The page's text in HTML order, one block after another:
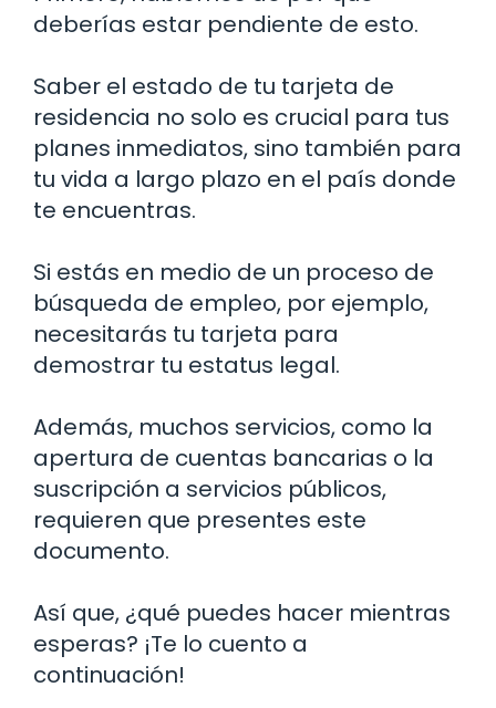
deberías estar pendiente de esto.
Saber el estado de tu tarjeta de
residencia no solo es crucial para tus
planes inmediatos, sino también para
tu vida a largo plazo en el país donde
te encuentras.
Si estás en medio de un proceso de
búsqueda de empleo, por ejemplo,
necesitarás tu tarjeta para
demostrar tu estatus legal.
Además, muchos servicios, como la
apertura de cuentas bancarias o la
suscripción a servicios públicos,
requieren que presentes este
documento.
Así que, ¿qué puedes hacer mientras
esperas? ¡Te lo cuento a
continuación!